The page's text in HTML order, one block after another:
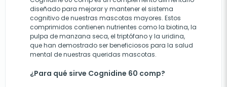
diseñado para mejorar y mantener el sistema
cognitivo de nuestras mascotas mayores. Estos
comprimidos contienen nutrientes como la biotina, la
pulpa de manzana seca, el triptófano y la uridina,
que han demostrado ser beneficiosos para la salud
mental de nuestras queridas mascotas.
¿Para qué sirve Cognidine 60 comp?